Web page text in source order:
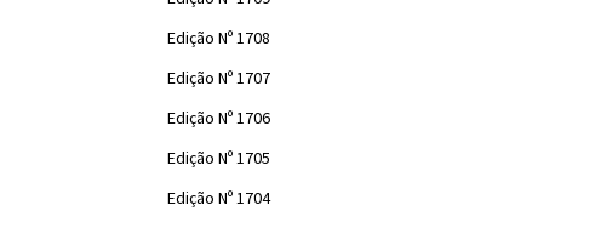
Edição Nº 1708
Edição Nº 1707
Edição Nº 1706
Edição Nº 1705
Edição Nº 1704